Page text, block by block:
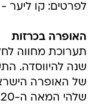
לפרטים: קו ליער - 1-800-350-
האופרה בכרזות
שנה להיווסדה.
של האופרה
שלהי המאה ה-20.